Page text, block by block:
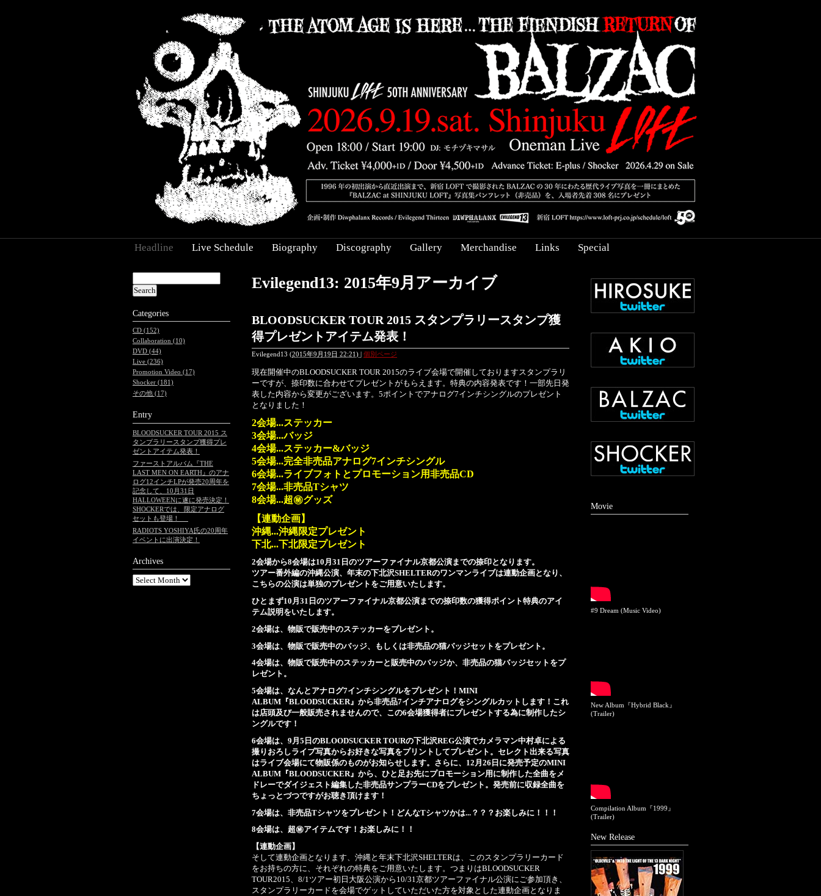
Headline Live Schedule Biography Discography Gallery Merchandise Links Special
Evilegend13: 2015年9月アーカイブ
BLOODSUCKER TOUR 2015 スタンプラリースタンプ獲
得プレゼントアイテム発表！
Evilegend13 (2015年9月19日 22:21) | 個別ページ
現在開催中のBLOODSUCKER TOUR 2015のライブ会場で開催しておりますスタンプラリ
ーですが、捺印数に合わせてプレゼントがもらえます。特典の内容発表です！一部先日発
表した内容から変更がございます。5ポイントでアナログ7インチシングルのプレゼント
となりました！
2会場...ステッカー
3会場...バッジ
4会場...ステッカー&バッジ
5会場...完全非売品アナログ7インチシングル
6会場...ライブフォトとプロモーション用非売品CD
7会場...非売品Tシャツ
8会場...超㊙グッズ
【連動企画】
沖縄...沖縄限定プレゼント
下北...下北限定プレゼント
2会場から8会場は10月31日のツアーファイナル京都公演までの捺印となります。
ツアー番外編の沖縄公演、年末の下北沢SHELTERのワンマンライブは連動企画となり、
こちらの公演は単独のプレゼントをご用意いたします。
ひとまず10月31日のツアーファイナル京都公演までの捺印数の獲得ポイント特典のアイ
テム説明をいたします。
2会場は、物販で販売中のステッカーをプレゼント。
3会場は、物販で販売中のバッジ、もしくは非売品の猫バッジセットをプレゼント。
4会場は、物販で販売中のステッカーと販売中のバッジか、非売品の猫バッジセットをプ
レゼント。
5会場は、なんとアナログ7インチシングルをプレゼント！MINI
ALBUM『BLOODSUCKER』から非売品7インチアナログをシングルカットします！これ
は店頭及び一般販売されませんので、この6会場獲得者にプレゼントする為に制作したシ
ングルです！
6会場は、9月5日のBLOODSUCKER TOURの下北沢REG公演でカメラマン中村卓による
撮りおろしライブ写真からお好きな写真をプリントしてプレゼント。セレクト出来る写真
はライブ会場にて物販係のものがお知らせします。さらに、12月26日に発売予定のMINI
ALBUM『BLOODSUCKER』から、ひと足お先にプロモーション用に制作した全曲をメ
ドレーでダイジェスト編集した非売品サンプラーCDをプレゼント。発売前に収録全曲を
ちょっとづつですがお聴き頂けます！
7会場は、非売品Tシャツをプレゼント！どんなTシャツかは...？？？お楽しみに！！！
8会場は、超㊙アイテムです！お楽しみに！！
【連動企画】
そして連動企画となります、沖縄と年末下北沢SHELTERは、このスタンプラリーカード
をお持ちの方に、それぞれの特典をご用意いたします。つまりはBLOODSUCKER
TOUR2015、8/1ツアー初日大阪公演から10/31京都ツアーファイナル公演にご参加頂き、
スタンプラリーカードを会場でゲットしていただいた方を対象とした連動企画となりま
Categories
CD (152)
Collaboration (10)
DVD (44)
Live (236)
Promotion Video (17)
Shocker (181)
その他 (17)
Entry
BLOODSUCKER TOUR 2015 ス
タンプラリースタンプ獲得プレ
ゼントアイテム発表！
ファーストアルバム『THE
LAST MEN ON EARTH』のアナ
ログ12インチLPが発売20周年を
記念して、10月31日
HALLOWEENに遂に発売決定！
SHOCKERでは、限定アナログ
セットも登場！
RADIOTS YOSHIYA氏の20周年
イベントに出演決定！
Archives
Movie
#9 Dream (Music Video)
New Album『Hybrid Black』
(Trailer)
Compilation Album『1999』
(Trailer)
New Release